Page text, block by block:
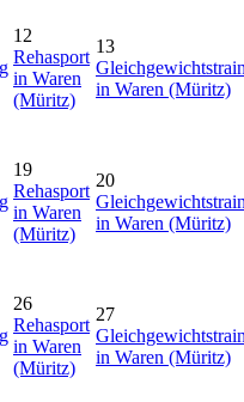
12
Rehasport
in Waren
(Müritz)
13
in Waren (Müritz)
19
Rehasport
in Waren
(Müritz)
20
in Waren (Müritz)
26
Rehasport
in Waren
(Müritz)
27
in Waren (Müritz)